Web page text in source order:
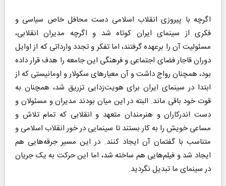
اگرچه با پیروزی انقلاب اسلامی دست محافل خاص سیاسی و
فکری از سینمای ایران کوتاه شد و اگرچه مدیران انقلابی،
مسئولیت آن را برعهده گرفتند، اما تفکر و تجدد وارداتی که از اوایل
دوران قاجار فضای اجتماعی و فرهنگی این جامعه را هدف قرار داده
بود، همچنان رواج داشت و آن معیار‌های سکولار و اومانیستی که از
ابتدا در سینمای ایران برای هویت‌زدایی تزریق شد، همچنان به
قوت خود باقی ماند. البته در این میان بودند مدیران و مسئولان و
دست اندرکاران و هنرمندان متعهد و انقلابی که تمام تلاش و
مساعی خویش را به کار بستند تا سینمایی در خور انقلاب اسلامی و
متناسب با گفتمان آن ایجاد کنند. در این مسیر جرقه‌هایی هم
ایجاد شد و فیلم‌هایی هم ساخته شد، اما این حرکت به یک جریان
در سینمای ما تبدیل نگردید.